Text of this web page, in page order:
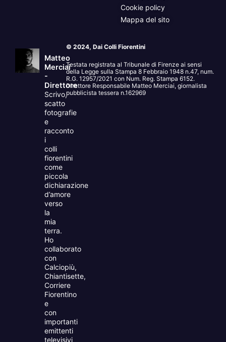
Cookie policy
Mappa del sito
Matteo
Merciai
-
Direttore
Scrivo,
scatto
fotografie
e
racconto
i
colli
fiorentini
come
piccola
dichiarazione
d’amore
verso
la
mia
terra.
Ho
collaborato
con
Calciopiù,
Chiantisette,
Corriere
Fiorentino
e
con
importanti
emittenti
televisivi
© 2024, Dai Colli Fiorentini
Testata registrata al Tribunale di Firenze ai sensi
della Legge sulla Stampa 8 Febbraio 1948 n.47, num.
R.G. 12957/2021 con Num. Reg. Stampa 6152.
Direttore Responsabile Matteo Merciai, giornalista
pubblicista tessera n.162969